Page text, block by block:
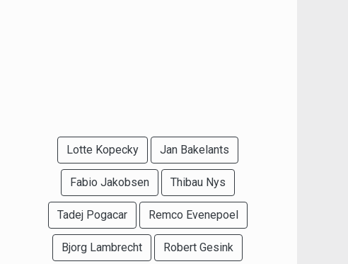
Lotte Kopecky Jan Bakelants
Fabio Jakobsen Thibau Nys
Tadej Pogacar Remco Evenepoel
Bjorg Lambrecht Robert Gesink